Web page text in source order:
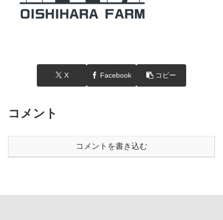
X Facebook コピー
コメント
コメントを書き込む